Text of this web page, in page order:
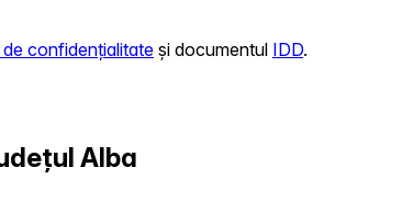
confidențialitateși documentul IDD.
Alba